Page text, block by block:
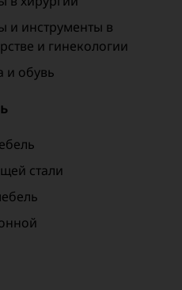
и инструменты в
и гинекологии
и обувь
стали